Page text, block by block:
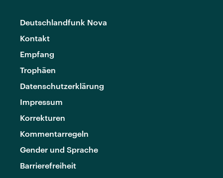
Deutschlandfunk Nova
Kontakt
Empfang
Trophäen
Datenschutzerklärung
Impressum
Korrekturen
Kommentarregeln
Gender und Sprache
Barrierefreiheit